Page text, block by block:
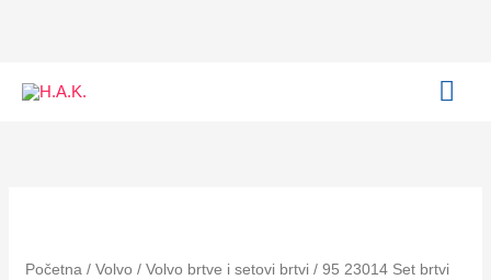
Početna /Volvo /Volvo brtve i setovi brtvi / 95 23014 Set brtvi
Set
topline